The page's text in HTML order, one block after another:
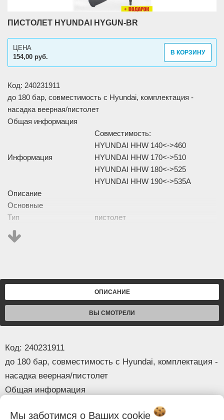
ПИСТОЛЕТ HYUNDAI HYGUN-BR
154,00 руб.
ЦЕНА
В КОРЗИНУ
Код: 240231911
до 180 бар, совместимость с Hyundai, комплектация -
насадка веерная/пистолет
Общая информация
Информация
Совместимость:
HYUNDAI HHW 140<->460
HYUNDAI HHW 170<->510
HYUNDAI HHW 180<->525
HYUNDAI HHW 190<->535A
Описание
Основные
Тип
пистолет
Рабочее давление
Материал
Изображение товара и комплектация могут отличаться.
СмотретьПолное описание:
ОПИСАНИЕ
ВЫ СМОТРЕЛИ
Код: 240231911
до 180 бар, совместимость с Hyundai, комплектация -
насадка веерная/пистолет
Общая информация
Совместимость:
HYUNDAI HHW 140<->460
Мы заботимся о Ваших cookie